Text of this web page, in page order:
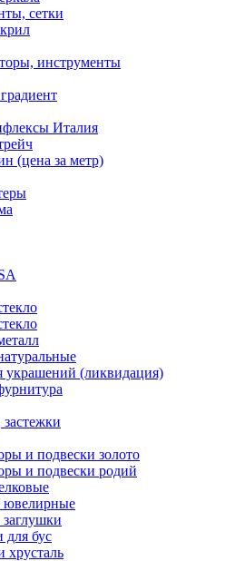
сетки
инструменты
Италия
(цена за метр)
украшений (ликвидация)
и подвески золото
и подвески родий
ювелирные
бус
хрусталь